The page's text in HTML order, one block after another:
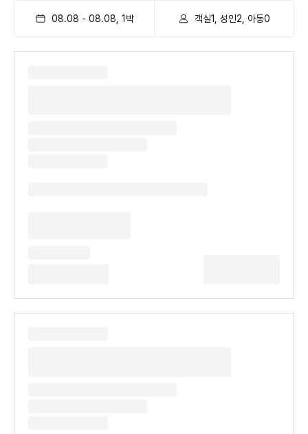
08.08 - 08.08 1 박 객실1, 성인2, 아동0